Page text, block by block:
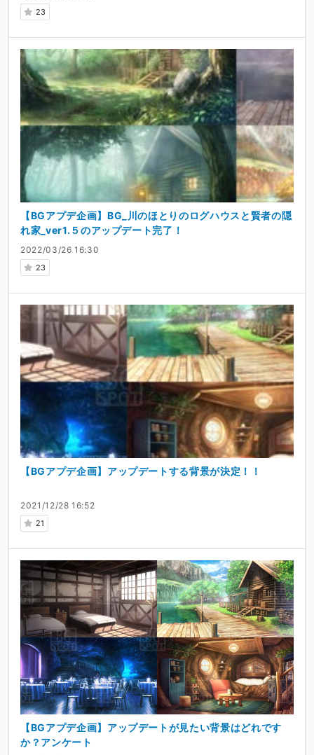
23
2022/03/26 16:30
23
【BGアプデ企画】BG_川のほとりのログハウスと賢者の隠
れ家_ver1.５のアップデート完了！
2021/12/28 16:52
21
【BGアプデ企画】アップデートする背景が決定！！
【BGアプデ企画】アップデートが見たい背景はどれです
か？アンケート